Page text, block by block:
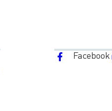
Facebook